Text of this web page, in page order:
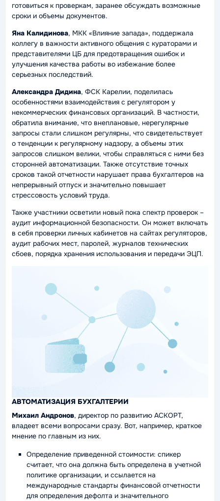
готовиться к проверкам, заранее обсуждать возможные
сроки и объемы документов.
Яна Калидинова, МКК «Влияние запада», поддержала
коллегу в важности активного общения с кураторами и
представителями ЦБ для предотвращения ошибок и
улучшения качества работы во избежание более
серьезных последствий.
Александра Дидина, ФСК Карелии, поделилась
особенностями взаимодействия с регулятором у
некоммерческих финансовых организаций. В частности,
обратила внимание, что внеплановые, нерегулярные
запросы стали слишком регулярны, что свидетельствует
о тенденции к регулярному надзору, а объемы этих
запросов слишком велики, чтобы справляться с ними без
сторонней автоматизации. Также отсутствие точных
сроков такой отчетности нарушает права бухгалтеров на
непрерывный отпуск и значительно повышает
стрессовость условий труда.
Также участники осветили новый пока спектр проверок –
аудит информационной безопасности. Он может включать
в себя проверки личных кабинетов на сайтах регуляторов,
аудит рабочих мест, паролей, журналов технических
сбоев, порядка хранения использования и передачи ЭЦП.
АВТОМАТИЗАЦИЯ БУХГАЛТЕРИИ
Михаил Андронов, директор по развитию АСКОРТ,
владеет всеми вопросами сразу. Вот, например, краткое
мнение по главным из них.
Определение приведенной стоимости: спикер
считает, что она должна быть определена в учетной
политике организации, и ссылается на
международные стандарты финансовой отчетности
для определения дефолта и значительного